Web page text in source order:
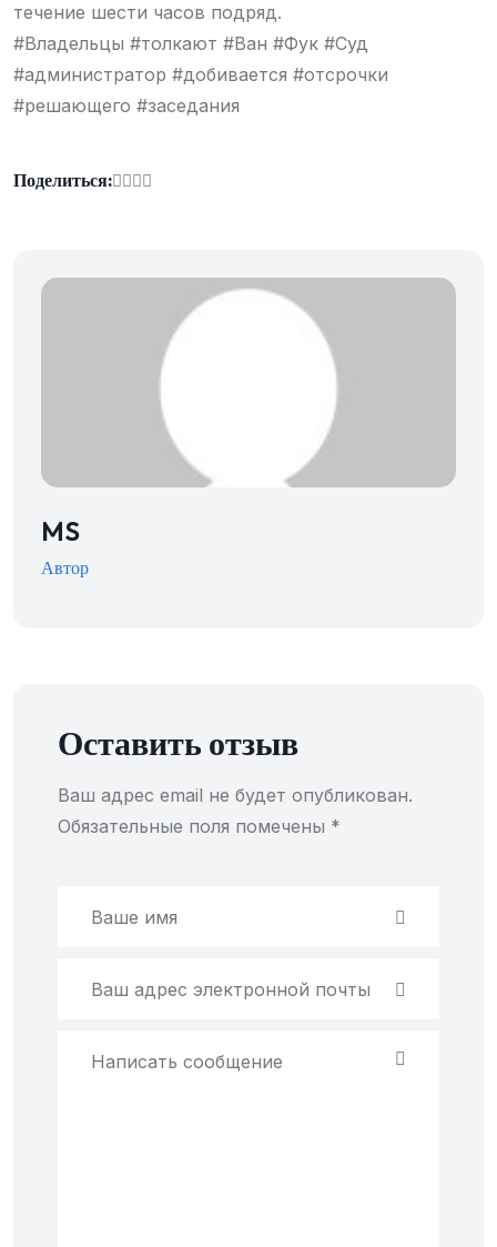
течение шести часов подряд.
#Владельцы #толкают #Ван #Фук #Суд
#администратор #добивается #отсрочки
#решающего #заседания
Поделиться:
MS
Автор
Оставить отзыв
Ваш адрес email не будет опубликован.
Обязательные поля помечены *